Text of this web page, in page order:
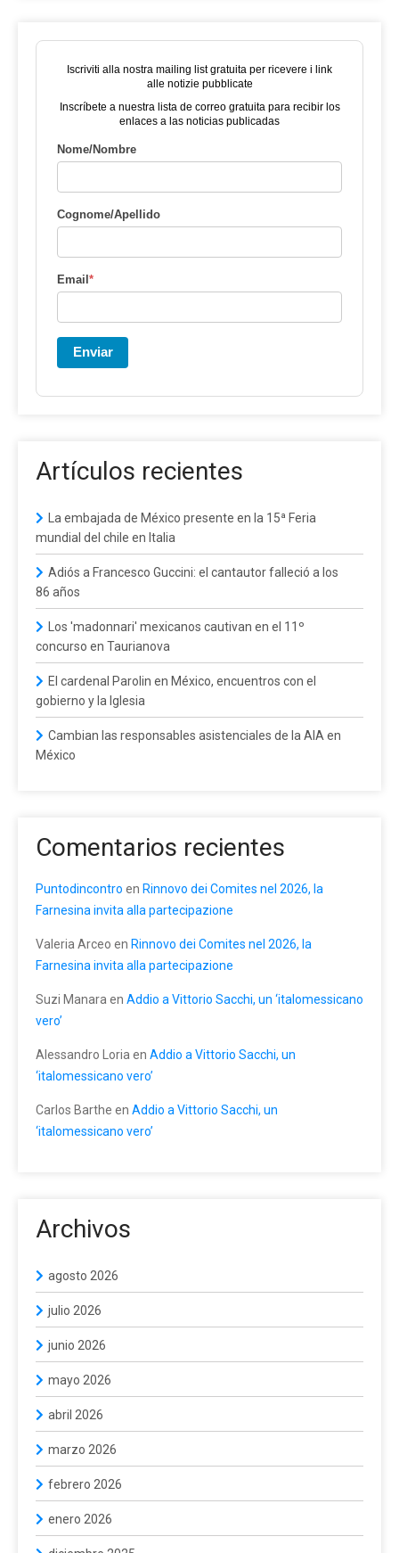
Iscriviti alla nostra mailing list gratuita per ricevere i link
alle notizie pubblicate
Inscríbete a nuestra lista de correo gratuita para recibir los
enlaces a las noticias publicadas
Nome/Nombre
Cognome/Apellido
Email*
Enviar
Artículos recientes
La embajada de México presente en la 15ª Feria
mundial del chile en Italia
Adiós a Francesco Guccini: el cantautor falleció a los
86 años
Los 'madonnari' mexicanos cautivan en el 11º
concurso en Taurianova
El cardenal Parolin en México, encuentros con el
gobierno y la Iglesia
Cambian las responsables asistenciales de la AIA en
México
Comentarios recientes
Puntodincontro en Rinnovo dei Comites nel 2026, la
Farnesina invita alla partecipazione
Valeria Arceo en Rinnovo dei Comites nel 2026, la
Farnesina invita alla partecipazione
Suzi Manara en Addio a Vittorio Sacchi, un ‘italomessicano
vero’
Alessandro Loria en Addio a Vittorio Sacchi, un
‘italomessicano vero’
Carlos Barthe en Addio a Vittorio Sacchi, un
‘italomessicano vero’
Archivos
agosto 2026
julio 2026
junio 2026
mayo 2026
abril 2026
marzo 2026
febrero 2026
enero 2026